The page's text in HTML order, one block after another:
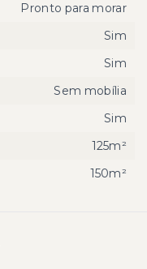
Pronto para morar
Sim
Sim
Sem mobília
Sim
125m²
150m²